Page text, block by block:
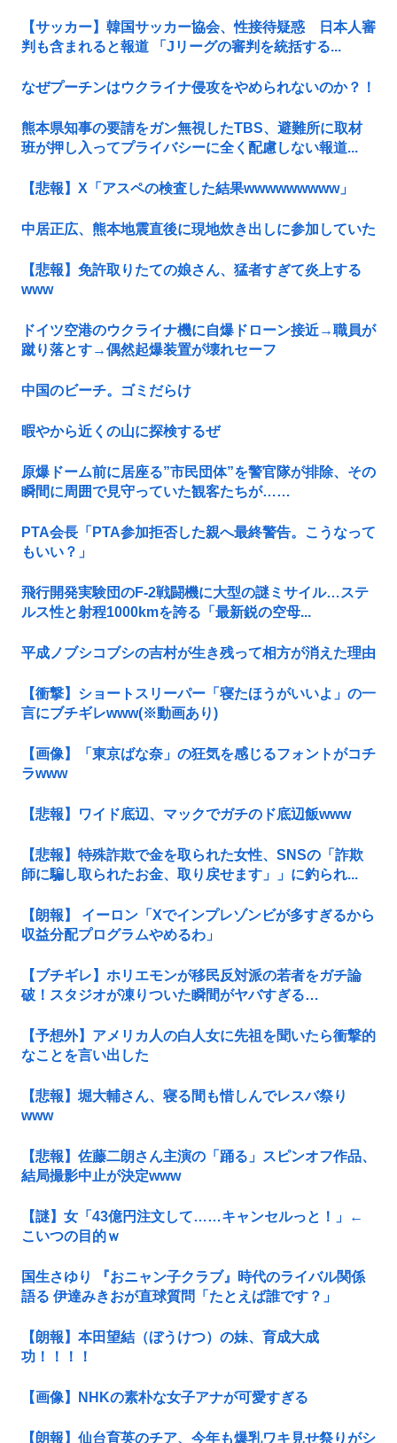
【サッカー】韓国サッカー協会、性接待疑惑 日本人審
判も含まれると報道 「Jリーグの審判を統括する...
なぜプーチンはウクライナ侵攻をやめられないのか？！
熊本県知事の要請をガン無視したTBS、避難所に取材
班が押し入ってプライバシーに全く配慮しない報道...
【悲報】X「アスペの検査した結果wwwwwwwww」
中居正広、熊本地震直後に現地炊き出しに参加していた
【悲報】免許取りたての娘さん、猛者すぎて炎上する
www
ドイツ空港のウクライナ機に自爆ドローン接近→職員が
蹴り落とす→偶然起爆装置が壊れセーフ
中国のビーチ。ゴミだらけ
暇やから近くの山に探検するぜ
原爆ドーム前に居座る”市民団体”を警官隊が排除、その
瞬間に周囲で見守っていた観客たちが……
PTA会長「PTA参加拒否した親へ最終警告。こうなって
もいい？」
飛行開発実験団のF-2戦闘機に大型の謎ミサイル…ステ
ルス性と射程1000kmを誇る「最新鋭の空母...
平成ノブシコブシの吉村が生き残って相方が消えた理由
【衝撃】ショートスリーパー「寝たほうがいいよ」の一
言にブチギレwww(※動画あり)
【画像】「東京ばな奈」の狂気を感じるフォントがコチ
ラwww
【悲報】ワイド底辺、マックでガチのド底辺飯www
【悲報】特殊詐欺で金を取られた女性、SNSの「詐欺
師に騙し取られたお金、取り戻せます」」に釣られ...
【朗報】 イーロン「Xでインプレゾンビが多すぎるから
収益分配プログラムやめるわ」
【ブチギレ】ホリエモンが移民反対派の若者をガチ論
破！スタジオが凍りついた瞬間がヤバすぎる…
【予想外】アメリカ人の白人女に先祖を聞いたら衝撃的
なことを言い出した
【悲報】堀大輔さん、寝る間も惜しんでレスバ祭り
www
【悲報】佐藤二朗さん主演の「踊る」スピンオフ作品、
結局撮影中止が決定www
【謎】女「43億円注文して……キャンセルっと！」←
こいつの目的ｗ
国生さゆり 『おニャン子クラブ』時代のライバル関係
語る 伊達みきおが直球質問「たとえば誰です？」
【朗報】本田望結（ぼうけつ）の妹、育成大成
功！！！！
【画像】NHKの素朴な女子アナが可愛すぎる
【朗報】仙台育英のチア、今年も爆乳ワキ見せ祭りがシ